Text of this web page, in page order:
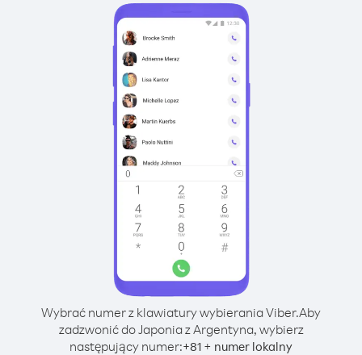
Wybrać numer z klawiatury wybierania Viber.Aby
zadzwonić do Japonia z Argentyna, wybierz
następujący numer:+81 + numer lokalny